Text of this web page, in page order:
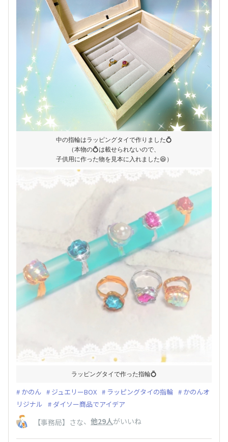
中の指輪はラッピングタイで作りました💍
（本物の💍は載せられないので、
子供用に作った物を見本に入れました😆）
ラッピングタイで作った指輪💍
かのん ジュエリーBOX ラッピングタイの指輪
かのんオ
リジナル
ダイソー商品でアイデア
【事務局】さな、 他29人がいいね